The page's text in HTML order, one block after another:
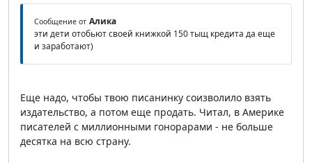
Сообщение от Алика
эти дети отобьют своей книжкой 150 тыщ кредита да еще
и заработают)
Еще надо, чтобы твою писанинку соизволило взять
издательство, а потом еще продать. Читал, в Америке
писателей с миллионными гонорарами - не больше
десятка на всю страну.